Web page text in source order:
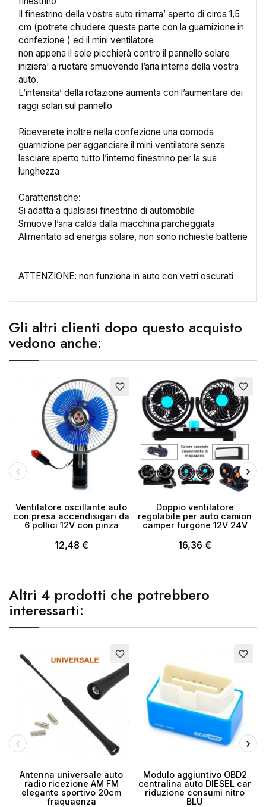
Il finestrino della vostra auto rimarra’ aperto di circa 1,5
cm (potrete chiudere questa parte con la guarnizione in
confezione ) ed il mini ventilatore
non appena il sole picchierà contro il pannello solare
iniziera' a ruotare smuovendo l’aria interna della vostra
auto.
L’intensita’ della rotazione aumenta con l’aumentare dei
raggi solari sul pannello
Riceverete inoltre nella confezione una comoda
guarnizione per agganciare il mini ventilatore senza
lasciare aperto tutto l’interno finestrino per la sua
lunghezza
Caratteristiche:
Si adatta a qualsiasi finestrino di automobile
Smuove l’aria calda dalla macchina parcheggiata
Alimentato ad energia solare, non sono richieste batterie
ATTENZIONE: non funziona in auto con vetri oscurati
Gli altri clienti dopo questo acquisto
vedono anche:
favorite_border
Ventilatore oscillante auto
con presa accendisigari da
6 pollici 12V con pinza
12,48 €
favorite_border
Doppio ventilatore
regolabile per auto camion
camper furgone 12V 24V
16,36 €
Altri 4 prodotti che potrebbero
interessarti:
favorite_border
Antenna universale auto
radio ricezione AM FM
elegante sportivo 20cm
fraquaenza
favorite_border
Modulo aggiuntivo OBD2
centralina auto DIESEL car
riduzione consumi nitro
BLU
Nome lista dei desideri
Annulla Crea lista dei desideri